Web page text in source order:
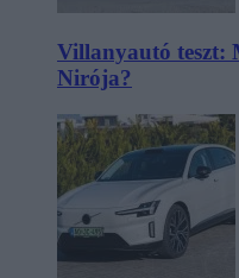
Villanyautó teszt:
Nirója?